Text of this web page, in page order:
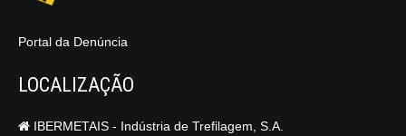
Portal da Denúncia
LOCALIZAÇÃO
IBERMETAIS - Indústria de Trefilagem, S.A.